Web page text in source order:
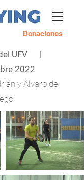
Donaciones
UFV |
2022
y Álvaro de